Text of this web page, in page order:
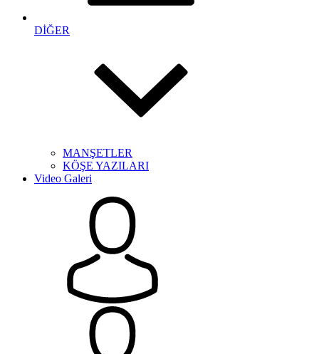
DİĞER
MANŞETLER
KÖŞE YAZILARI
Video Galeri